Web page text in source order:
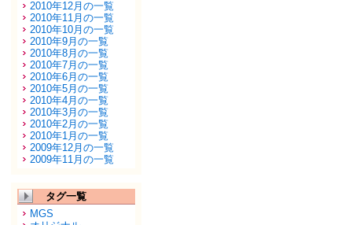
2010年12月の一覧
2010年11月の一覧
2010年10月の一覧
2010年9月の一覧
2010年8月の一覧
2010年7月の一覧
2010年6月の一覧
2010年5月の一覧
2010年4月の一覧
2010年3月の一覧
2010年2月の一覧
2010年1月の一覧
2009年12月の一覧
2009年11月の一覧
タグ一覧
MGS